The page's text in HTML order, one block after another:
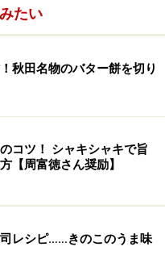
ンニク、生姜を、しん
えて炒める。
炒める。
入れて炒めあわせる。
れて煮、 ぐつぐつ煮上
ツ、醤油を加えて味を
たい
秋田名物のバター餅を切り
コツ！ シャキシャキで旨
【周富徳さん奨励】
レシピ……きのこのうま味